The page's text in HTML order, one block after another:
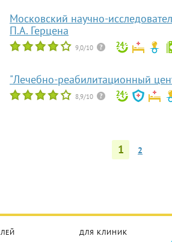
Московский научно-
П.А. Герцена
9,0/10
"Лечебно-реабилитационный
8,9/10
1 2
ДЛЯ КЛИНИК